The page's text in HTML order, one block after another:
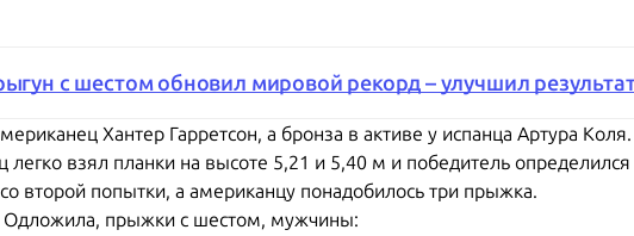
с шестом обновил мировой рекорд – улучшил
Хантер Гарретсон, а бронза в активе у испанца Артура Коля.
легко взял планки на высоте 5,21 и 5,40 м и победитель
второй попытки, а американцу понадобилось три прыжка.
прыжки с шестом, мужчины: